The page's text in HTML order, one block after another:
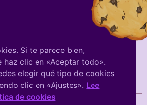
enero de 2026 19:26
Media del Museo Arqueológico Nacional
cómo vivieron nuestras antepasadas y
Si te parece bien,
haz clic en «Aceptar todo».
elegir qué tipo de cookies
clic en «Ajustes». Lee
de cookies